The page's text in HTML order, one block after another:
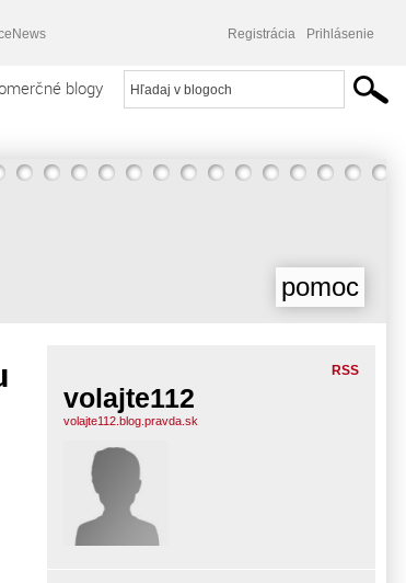
Registrácia Prihlásenie
blogy
pomoc
RSS
volajte112
volajte112.blog.pravda.sk